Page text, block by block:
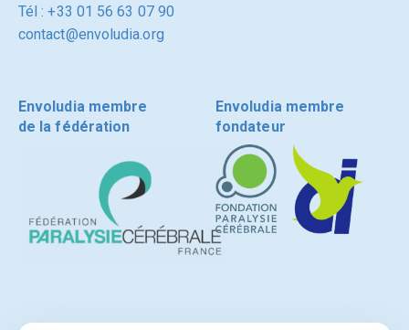
Tél : +33 01 56 63 07 90
contact@envoludia.org
Envoludia membre
de la fédération
Envoludia membre
fondateur